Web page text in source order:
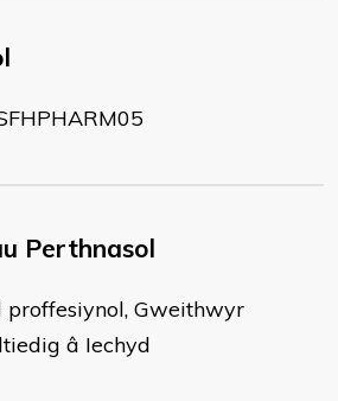
Perthnasol
Gweithwyr
â Iechyd